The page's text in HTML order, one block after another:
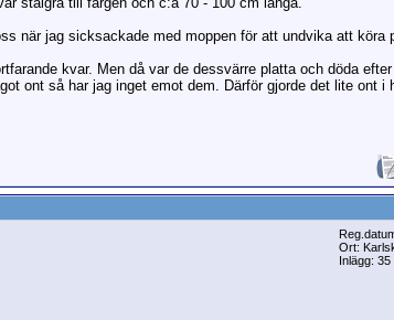
när jag sicksackade med moppen för att undvika att köra
kvar. Men då var de dessvärre platta och döda
ont så har jag inget emot dem. Därför gjorde det lite ont i
Ort:
Inlägg: 35